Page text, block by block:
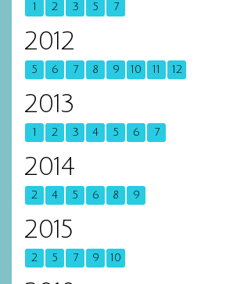
1 2 3 5 7
2012
5 6 7 8 9 10 11 12
2013
1 2 3 4 5 6 7
2014
2 4 5 6 8 9
2015
2 5 7 9 10